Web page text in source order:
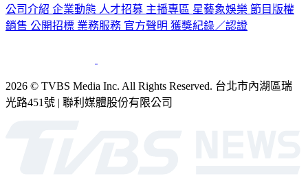
公司介紹 企業動態 人才招募 主播專區 星藝象娛樂 節目版權
銷售 公開招標 業務服務 官方聲明 獲獎紀錄／認證
2026 © TVBS Media Inc. All Rights Reserved. 台北市內湖區瑞
光路451號 | 聯利媒體股份有限公司